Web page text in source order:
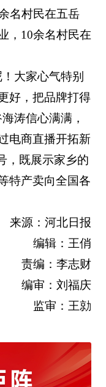
名村民在五岳
，10余名村民在
大家心气特别
好，把品牌打得
涛信心满满，
电商直播开拓新
，既展示家乡的
特产卖向全国各
来源：河北日报
编辑：王俏
责编：李志财
编审：刘福庆
监审：王勍